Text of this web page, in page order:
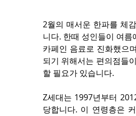
2월의 매서운 한파를 체
니다. 한때 성인들이 여
카페인 음료로 진화했으
되기 위해서는 편의점들
할 필요가 있습니다.
Z세대는 1997년부터
당합니다. 이 연령층은